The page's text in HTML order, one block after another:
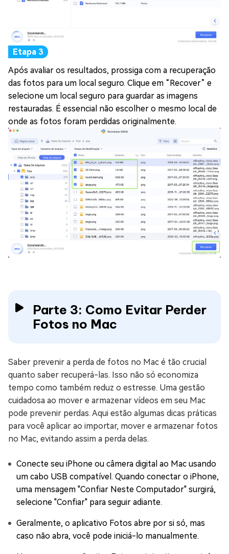
Após avaliar os resultados, prossiga com a recuperação
das fotos para um local seguro. Clique em “Recover” e
selecione um local seguro para guardar as imagens
restauradas. É essencial não escolher o mesmo local de
onde as fotos foram perdidas originalmente.
Parte 3: Como Evitar Perder
Fotos no Mac
Saber prevenir a perda de fotos no Mac é tão crucial
quanto saber recuperá-las. Isso não só economiza
tempo como também reduz o estresse. Uma gestão
cuidadosa ao mover e armazenar vídeos em seu Mac
pode prevenir perdas. Aqui estão algumas dicas práticas
para você aplicar ao importar, mover e armazenar fotos
no Mac, evitando assim a perda delas.
Conecte seu iPhone ou câmera digital ao Mac usando
um cabo USB compatível. Quando conectar o iPhone,
uma mensagem "Confiar Neste Computador" surgirá,
selecione "Confiar" para seguir adiante.
Geralmente, o aplicativo Fotos abre por si só, mas
caso não abra, você pode iniciá-lo manualmente.